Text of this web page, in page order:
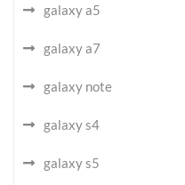
galaxy a5
galaxy a7
galaxy note
galaxy s4
galaxy s5